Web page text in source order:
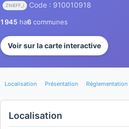
ZNIEFF_I Code : 910010918
1 945 ha6 communes
Voir sur la carte interactive
Localisation Présentation Réglementation
Localisation